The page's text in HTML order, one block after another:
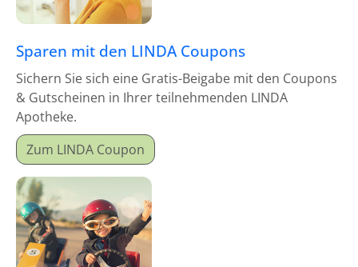
Sparen mit den LINDA Coupons
Sichern Sie sich eine Gratis-Beigabe mit den Coupons
& Gutscheinen in Ihrer teilnehmenden LINDA
Apotheke.
Zum LINDA Coupon